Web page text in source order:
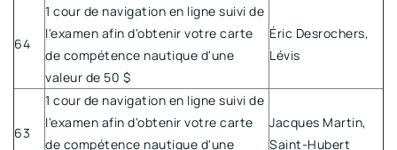
64
1 cour de navigation en ligne suivi de
l'examen afin d'obtenir votre carte
de compétence nautique d'une
valeur de 50 $
Éric Desrochers,
Lévis
63
1 cour de navigation en ligne suivi de
l'examen afin d'obtenir votre carte
de compétence nautique d'une
Jacques Martin,
Saint-Hubert